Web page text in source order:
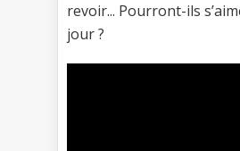
revoir... Pourront-ils
jour ?